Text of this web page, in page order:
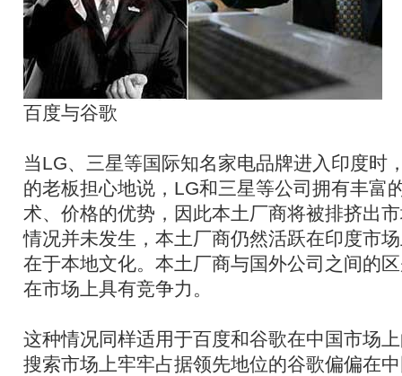
百度与谷歌
当LG、三星等国际知名家电品牌进入印度时
的老板担心地说，LG和三星等公司拥有丰富
术、价格的优势，因此本土厂商将被排挤出
情况并未发生，本土厂商仍然活跃在印度市
在于本地文化。本土厂商与国外公司之间的
在市场上具有竞争力。
这种情况同样适用于百度和谷歌在中国市场
搜索市场上牢牢占据领先地位的谷歌偏偏在